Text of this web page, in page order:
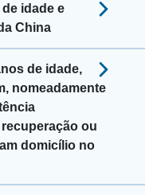
idade e
China
de idade,
nomeadamente
ou
domicílio no